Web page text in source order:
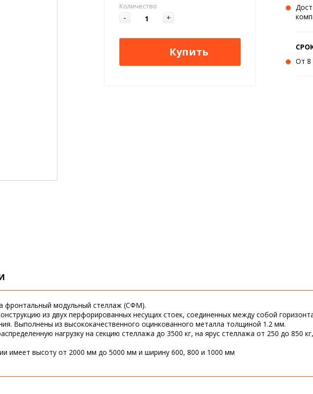
Количество
- +
Купить
От 8
фронтальный модульный стеллаж (СФМ).
из двух перфорированных несущих стоек, соединенных между собой
Выполнены из высококачественного оцинкованного металла толщиной 1.2 мм.
нагрузку на секцию стеллажа до 3500 кг, на ярус стеллажа от 250 до 850
имеет высоту от 2000 мм до 5000 мм и ширину 600, 800 и 1000 мм